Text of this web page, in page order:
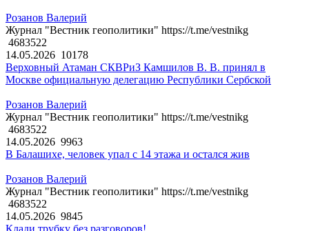
Розанов Валерий
Журнал "Вестник геополитики" https://t.me/vestnikg
4683522
14.05.2026 10178
Верховный Атаман СКВРиЗ Камшилов В. В. принял в
Москве официальную делегацию Республики Сербской
Розанов Валерий
Журнал "Вестник геополитики" https://t.me/vestnikg
4683522
14.05.2026 9963
В Балашихе, человек упал с 14 этажа и остался жив
Розанов Валерий
Журнал "Вестник геополитики" https://t.me/vestnikg
4683522
14.05.2026 9845